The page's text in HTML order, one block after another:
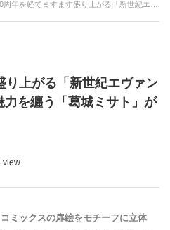
年を経てますます盛り上がる「新世紀エヴァンゲリオン」より大人の魅力を纏う「葛城ミサト」が立体化！
り上がる「新世紀エヴァン
を纏う「葛城ミサト」が
view
ミックスの扉絵をモチーフに立体